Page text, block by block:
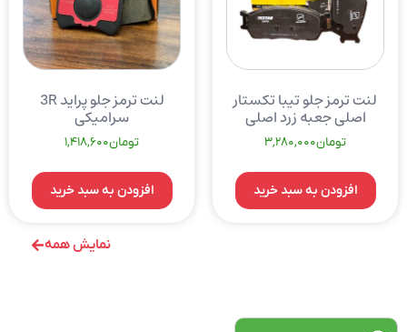
نمایش همه
لنت ترمز جلو تیبا تکستار
اصلی جعبه زرد اصلی
تومان3,280,000
افزودن به سبد خرید
لنت ترمز جلو پراید 3R
سرامیکی
تومان1,418,600
افزودن به سبد خرید